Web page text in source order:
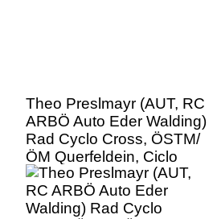
Theo Preslmayr (AUT, RC
ARBÖ Auto Eder Walding)
Rad Cyclo Cross, ÖSTM/
ÖM Querfeldein, Ciclo
Cross, Cycling Austria,
Maria Enzersdorf, NÖ